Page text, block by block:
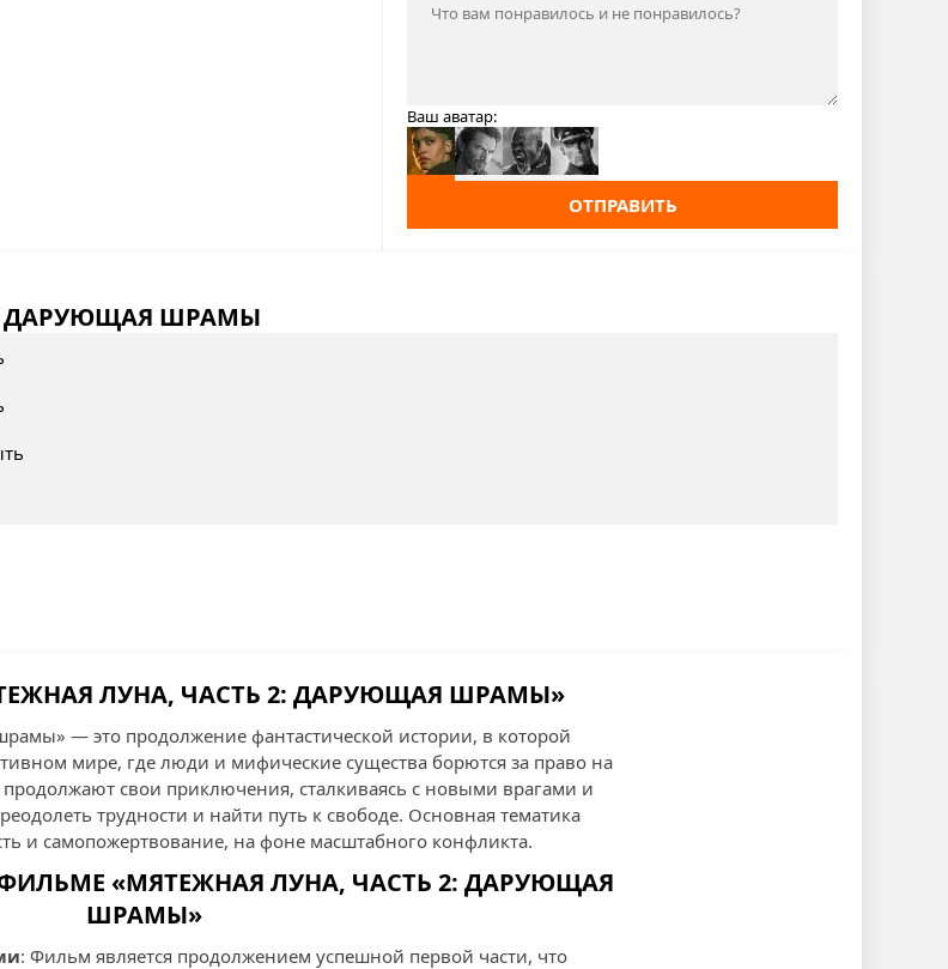
Ваш аватар:
ОТПРАВИТЬ
ДАРУЮЩАЯ ШРАМЫ
ЛУНА, ЧАСТЬ 2: ДАРУЮЩАЯ ШРАМЫ»
— это продолжение фантастической истории, в которой
мире, где люди и мифические существа борются за право на
свои приключения, сталкиваясь с новыми врагами и
трудности и найти путь к свободе. Основная тематика
и самопожертвование, на фоне масштабного конфликта.
«МЯТЕЖНАЯ ЛУНА, ЧАСТЬ 2: ДАРУЮЩАЯ
ШРАМЫ»
: Фильм является продолжением успешной первой части, что